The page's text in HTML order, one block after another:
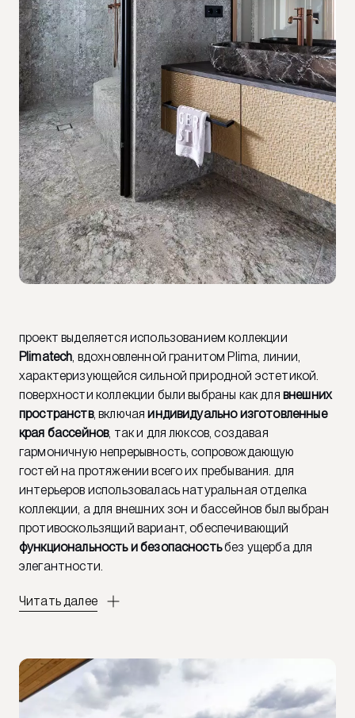
проект выделяется использованием коллекции
Plimatech, вдохновленной гранитом Plima, линии,
характеризующейся сильной природной эстетикой.
поверхности коллекции были выбраны как для внешних
пространств, включаяиндивидуально изготовленные
края бассейнов, так и для люксов, создавая
гармоничную непрерывность, сопровождающую
гостей на протяжении всего их пребывания. для
интерьеров использовалась натуральная отделка
коллекции, а для внешних зон и бассейнов был выбран
противоскользящий вариант, обеспечивающий
функциональность и безопасностьбез ущерба для
элегантности.
Читать далее